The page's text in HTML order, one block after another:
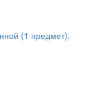
(1 предмет).